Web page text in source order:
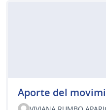
Aporte del